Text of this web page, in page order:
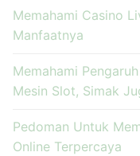
Memahami Casino
Manfaatnya
Memahami
Mesin Slot, Simak
Pedoman Untuk
Online Terpercaya